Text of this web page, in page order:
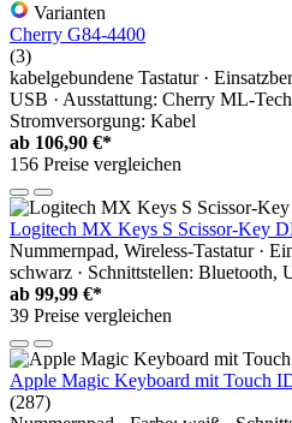
Varianten
Cherry G84-4400
(3)
kabelgebundene Tastatur ·
USB · Ausstattung: Cherry ML-
Stromversorgung: Kabel
ab 106,90 €*
156 Preise vergleichen
Logitech MX Keys S Scissor-Key
Nummernpad, Wireless-Tastatur ·
schwarz · Schnittstellen: Bluetooth,
ab 99,99 €*
39 Preise vergleichen
Apple Magic Keyboard mit Touch
(287)